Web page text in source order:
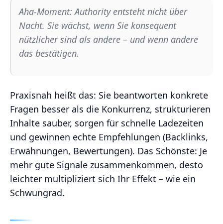
Aha-Moment: Authority entsteht nicht über
Nacht. Sie wächst, wenn Sie konsequent
nützlicher sind als andere – und wenn andere
das bestätigen.
Praxisnah heißt das: Sie beantworten konkrete
Fragen besser als die Konkurrenz, strukturieren
Inhalte sauber, sorgen für schnelle Ladezeiten
und gewinnen echte Empfehlungen (Backlinks,
Erwähnungen, Bewertungen). Das Schönste: Je
mehr gute Signale zusammenkommen, desto
leichter multipliziert sich Ihr Effekt – wie ein
Schwungrad.